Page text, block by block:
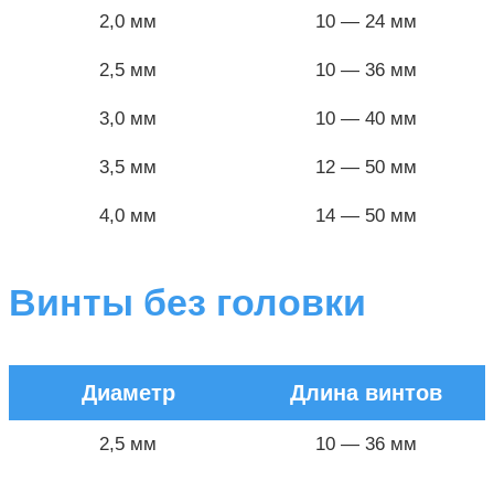
2,0 мм 10 — 24 мм
2,5 мм 10 — 36 мм
3,0 мм 10 — 40 мм
3,5 мм 12 — 50 мм
4,0 мм 14 — 50 мм
Винты без головки
Диаметр Длина винтов
2,5 мм 10 — 36 мм